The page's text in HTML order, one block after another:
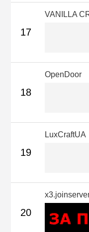
17
VANILLA
18
OpenDoor
19
LuxCraftUA
20